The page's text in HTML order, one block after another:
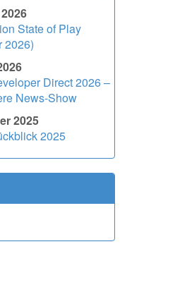
State of Play
2026)
Direct 2026 –
News-Show
2025
2025